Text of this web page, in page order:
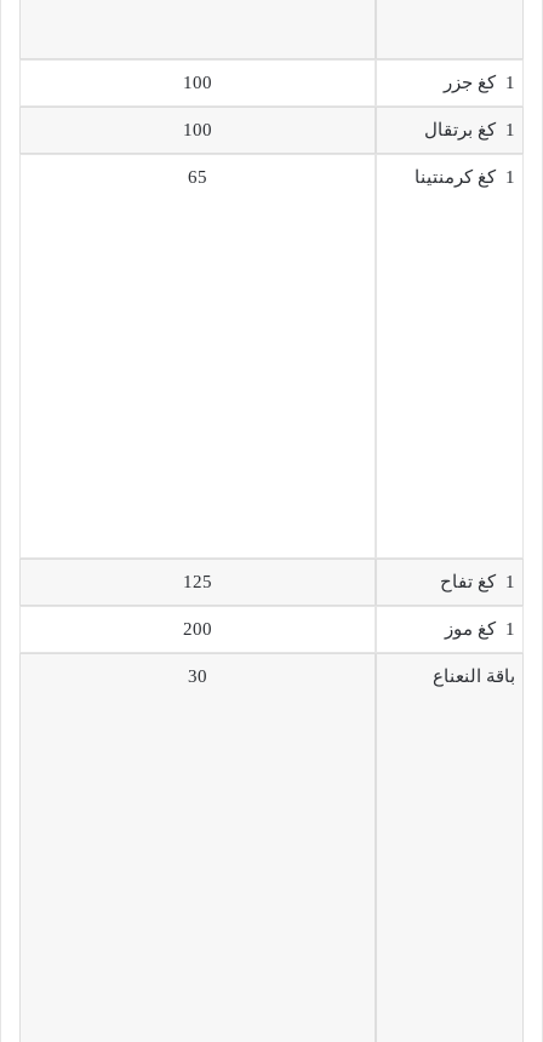
1 كغ جزر 100
1 كغ برتقال 100
1 كغ كرمنتينا 65
1 كغ تفاح 125
1 كغ موز 200
باقة النعناع 30